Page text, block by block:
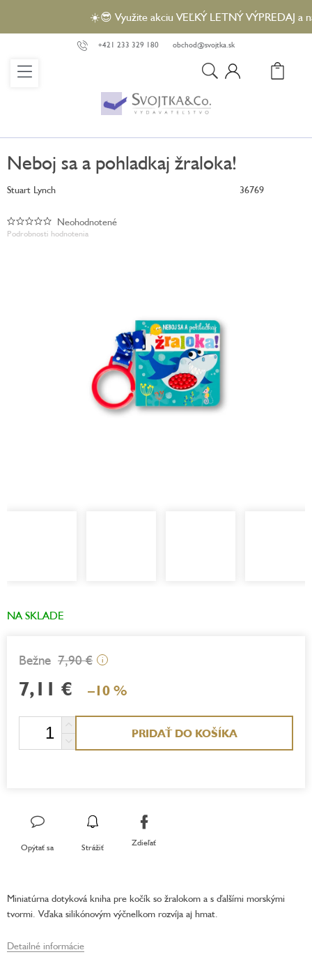
obsah
☀️😎 Využite akciu VEĽKÝ LETNÝ VÝPREDAJ a
+421 233 329 180 obchod@svojtka.sk
Neboj sa a pohladkaj žraloka!
Stuart Lynch 36769
Podrobnosti hodnotenia
Priemerné
hodnotenie
Neohodnotené
NA SKLADE
7,90 € i
7,11 € –10 %
PRIDAŤ DO KOŠÍKA
Opýtať sa Strážiť Zdieľať
Miniatúrna dotyková kniha pre kočík so žralokom a s ďalšími morskými
tvormi. Vďaka silikónovým výčnelkom rozvíja aj hmat.
Detailné informácie